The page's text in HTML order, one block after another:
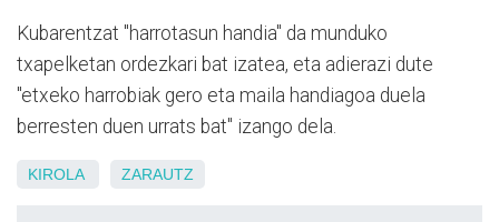
Kubarentzat "harrotasun handia" da munduko
txapelketan ordezkari bat izatea, eta adierazi dute
"etxeko harrobiak gero eta maila handiagoa duela
berresten duen urrats bat" izango dela.
KIROLA ZARAUTZ